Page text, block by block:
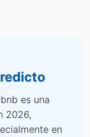
es una
2026,
en